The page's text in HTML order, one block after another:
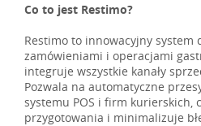
Co to jest Restimo?
Restimo to innowacyjny system
zamówieniami i operacjami
integruje wszystkie kanały
Pozwala na automatyczne
systemu POS i firm kurierskich,
przygotowania i minimalizuje